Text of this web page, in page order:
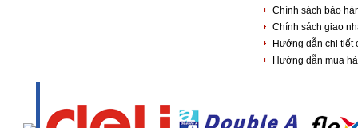
Chính sách bảo
Chính sách giao
Hướng dẫn chi tiết
Hướng dẫn mua